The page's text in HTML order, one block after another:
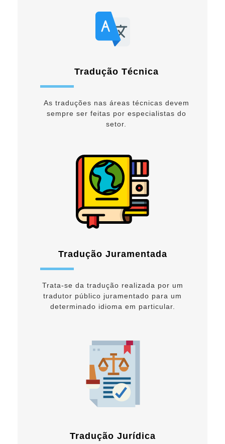
Tradução Técnica
As traduções nas áreas técnicas devem
sempre ser feitas por especialistas do
setor.
Tradução Juramentada
Trata-se da tradução realizada por um
tradutor público juramentado para um
determinado idioma em particular.
Tradução Jurídica